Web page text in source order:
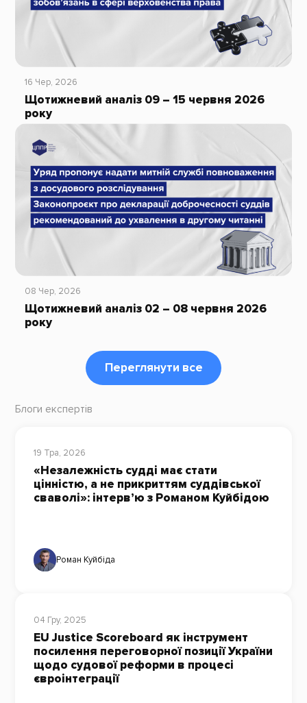
16 Чер, 2026
Щотижневий аналіз 09 – 15 червня 2026
року
08 Чер, 2026
Щотижневий аналіз 02 – 08 червня 2026
року
Переглянути все
Блоги експертів
19 Тра, 2026
«Незалежність судді має стати
цінністю, а не прикриттям суддівської
сваволі»: інтерв’ю з Романом Куйбідою
Роман Куйбіда
04 Гру, 2025
EU Justice Scoreboard як інструмент
посилення переговорної позиції України
щодо судової реформи в процесі
євроінтеграції